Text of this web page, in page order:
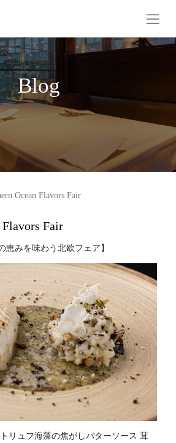
Blog
Ocean Flavors Fair
Flavors Fair
恵みを味わう北欧フェア】
リュフ海藻の焦がしバターソース 茸